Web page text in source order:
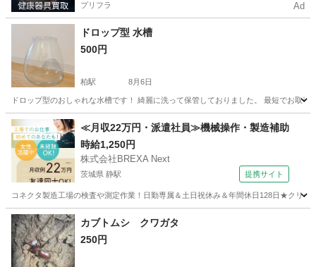
プリフラ Ad
ドロップ型 水槽
500円
柏駅 8月6日
ドロップ型のおしゃれな水槽です！ 綺麗に洗って保管しておりました。 最短でお取引
千葉 柏市 柏駅 その他
≪月収22万円・派遣社員≫機械操作・製造補助
時給1,250円
株式会社BREXA Next
茨城県 静駅 提携サイト
コネクタ製造工場の検査や測定作業！日勤専属＆土日祝休み＆年間休日128日★クリ
茨城 常陸大宮市 静駅 その他
カブトムシ クワガタ
250円